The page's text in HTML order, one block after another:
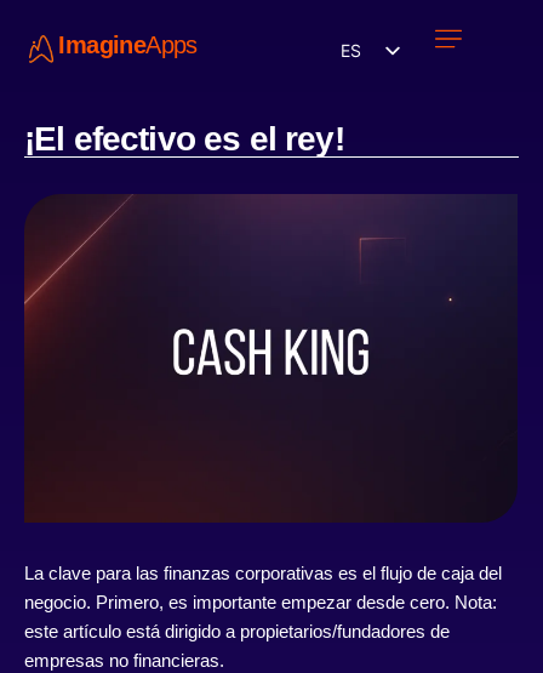
ImagineApps ES
¡El efectivo es el rey!
La clave para las finanzas corporativas es el flujo de caja del
negocio. Primero, es importante empezar desde cero. Nota:
este artículo está dirigido a propietarios/fundadores de
empresas no financieras.